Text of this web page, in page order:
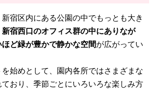
宿区内にある公園の中でもっとも大き
新宿西口のオフィス群の中にありなが
ど緑が豊かで静かな空間が広がってい
始めとして、園内各所ではさまざまな
おり、季節ごとにいろいろな楽しみ方